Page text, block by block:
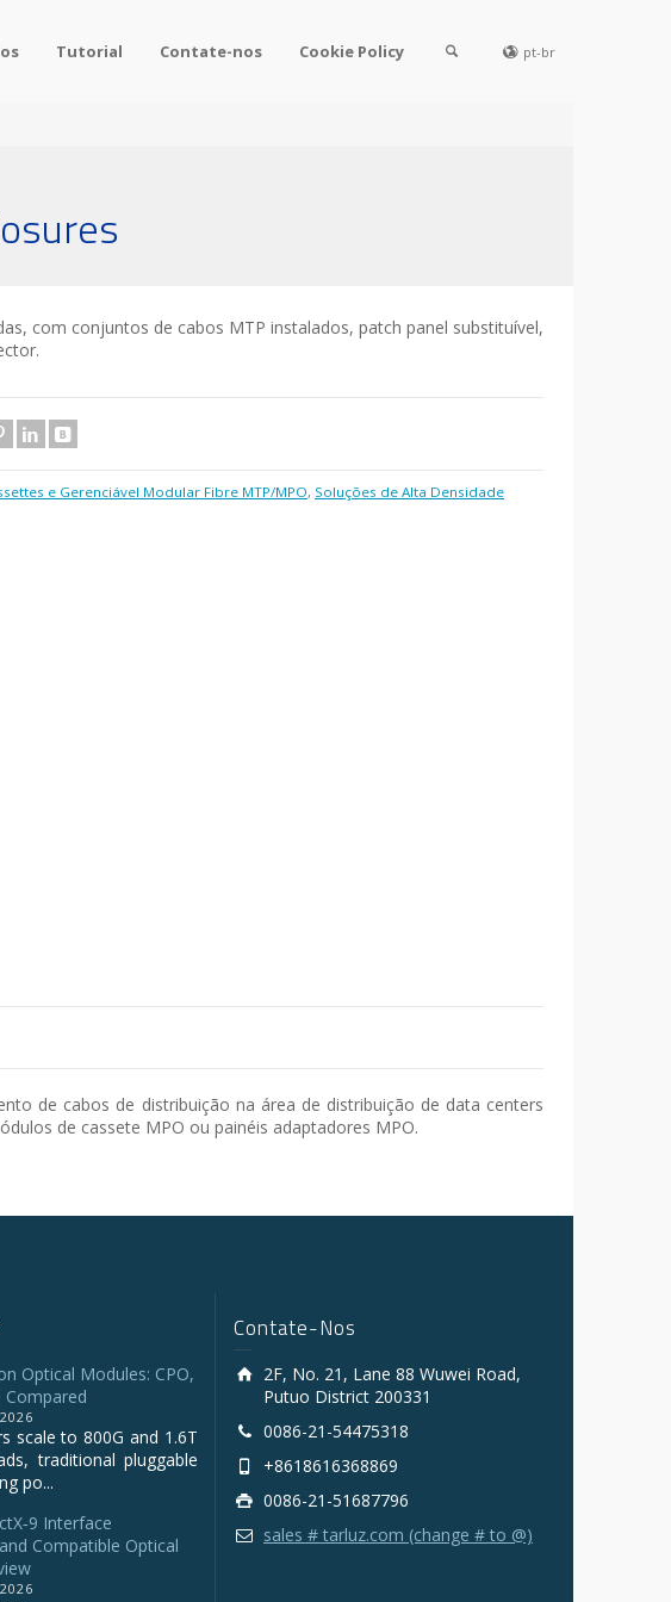
Tutorial Contate-nos Cookie Policy pt-br
com conjuntos de cabos MTP instalados, patch panel substituível,
e Gerenciável Modular Fibre MTP/MPO, Soluções de Alta Densidade
de cabos de distribuição na área de distribuição de data centers
de cassete MPO ou painéis adaptadores MPO.
Optical Modules: CPO,
Compared
scale to 800G and 1.6T
traditional pluggable
po...
Interface
Compatible Optical
Contate-Nos
2F, No. 21, Lane 88 Wuwei Road,
Putuo District 200331
0086-21-54475318
+8618616368869
0086-21-51687796
sales # tarluz.com (change # to @)